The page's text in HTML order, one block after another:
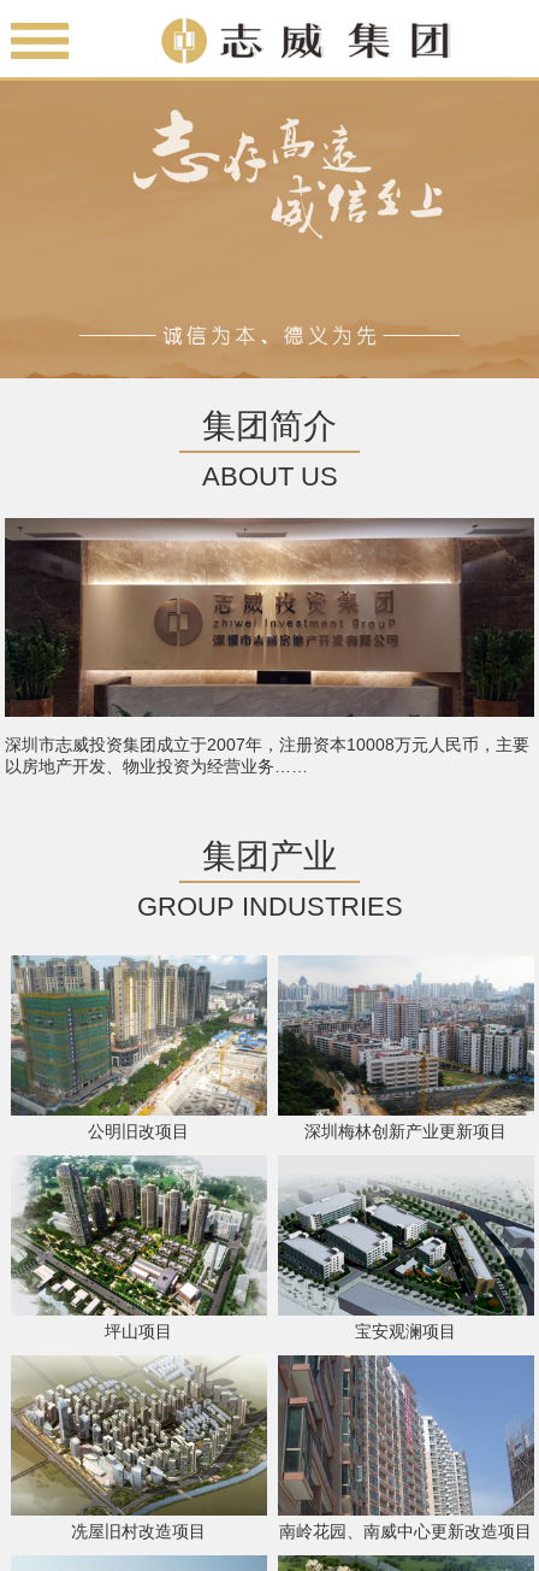
集团简介
ABOUT US
深圳市志威投资集团成立于2007年，注册资本10008万元人民币，主要
以房地产开发、物业投资为经营业务……
集团产业
GROUP INDUSTRIES
公明旧改项目 深圳梅林创新产业更新项目
坪山项目 宝安观澜项目
冼屋旧村改造项目 南岭花园、南威中心更新改造项目